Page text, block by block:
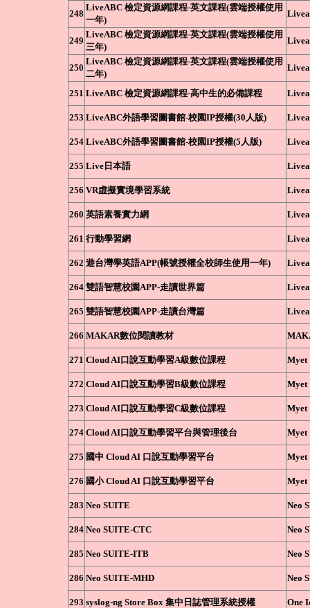
248
LiveABC 檢定資源網課程-英文課程(雲端授權使用
一年)
249
LiveABC 檢定資源網課程-英文課程(雲端授權使用
三年)
250
LiveABC 檢定資源網課程-英文課程(雲端授權使用
二年)
251 LiveABC 檢定資源網課程-高中生的必備課程
253 LiveABC外語學習圖書館-校園IP授權(30人版)
254 LiveABC外語學習圖書館-校園IP授權(5人版)
255 Live日本語
256 VR虛擬實境學習系統
260 英語素養實力網
261 行動學習網
262 遊台灣學英語APP(帳號授權全校師生使用一年)
264 雙語智慧校園APP-走讀世界篇
265 雙語智慧校園APP-走讀台灣篇
266 MAKAR數位閱讀教材
271 Cloud AI口說互動學習A級數位課程 Myet
272 Cloud AI口說互動學習B級數位課程 Myet
273 Cloud AI口說互動學習C級數位課程 Myet
274 Cloud AI口說互動學習平台與管理後台 Myet
275 國中 Cloud AI 口說互動學習平台 Myet
276 國小 Cloud AI 口說互動學習平台 Myet
283 Neo SUITE Neo
284 Neo SUITE-CTC Neo
285 Neo SUITE-ITB Neo
286 Neo SUITE-MHD Neo
293 syslog-ng Store Box 集中日誌管理系統授權 One